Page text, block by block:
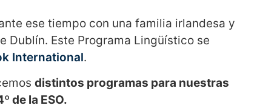
ese tiempo con una familia irlandesa y
Dublín. Este Programa Lingüístico se
International.
distintos programas para nuestras
de la ESO.